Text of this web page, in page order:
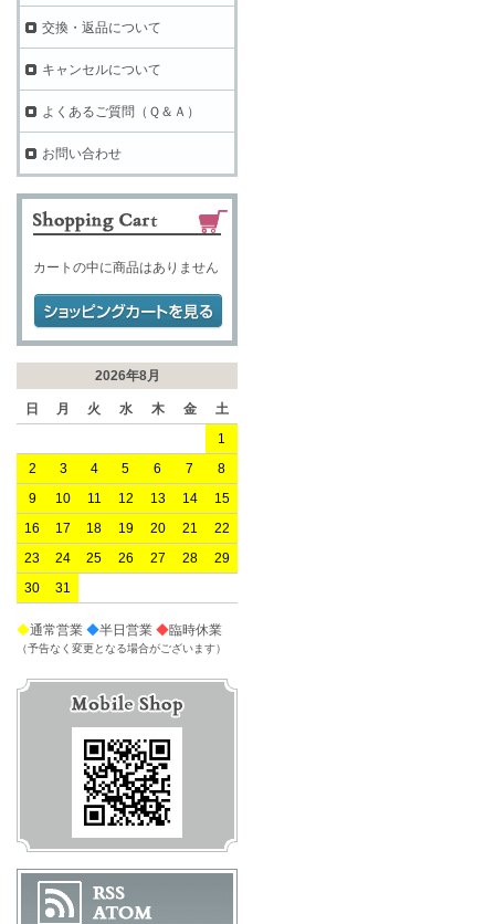
交換・返品について
キャンセルについて
よくあるご質問（Ｑ＆Ａ）
お問い合わせ
カートの中に商品はありません
2026年8月
日 月 火 水 木 金
土
1
2
3 4 5 6 7
8
9
10 11 12 13 14
15
16
17 18 19 20 21
22
23
24 25 26 27 28
29
30
31
◆通常営業 ◆半日営業 ◆臨時休業
（予告なく変更となる場合がございます）